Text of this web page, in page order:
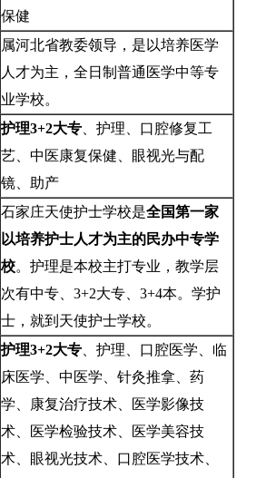
保健
属河北省教委领导，是以培养医学
人才为主，全日制普通医学中等专
业学校。
护理3+2大专、护理、口腔修复工
艺、中医康复保健、眼视光与配
镜、助产
石家庄天使护士学校是全国第一家
以培养护士人才为主的民办中专学
校。护理是本校主打专业，教学层
次有中专、3+2大专、3+4本。学护
士，就到天使护士学校。
护理3+2大专、护理、口腔医学、临
床医学、中医学、针灸推拿、药
学、康复治疗技术、医学影像技
术、医学检验技术、医学美容技
术、眼视光技术、口腔医学技术、